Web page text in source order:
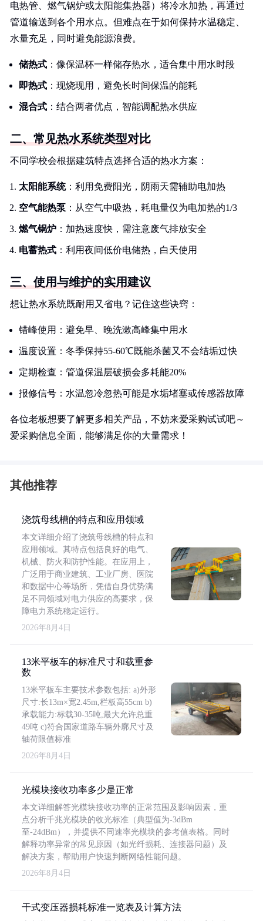
电热管、燃气锅炉或太阳能集热器）将冷水加热，再通过
管道输送到各个用水点。但难点在于如何保持水温稳定、
水量充足，同时避免能源浪费。
储热式 ：像保温杯一样储存热水，适合集中用水时段
即热式 ：现烧现用，避免长时间保温的能耗
混合式 ：结合两者优点，智能调配热水供应
二、常见热水系统类型对比
不同学校会根据建筑特点选择合适的热水方案：
太阳能系统：利用免费阳光，阴雨天需辅助电加热
空气能热泵 ：从空气中吸热，耗电量仅为电加热的1/3
燃气锅炉 ：加热速度快，需注意废气排放安全
电蓄热式 ：利用夜间低价电储热，白天使用
三、使用与维护的实用建议
想让热水系统既耐用又省电？记住这些诀窍：
错峰使用：避免早、晚洗漱高峰集中用水
温度设置：冬季保持55-60℃既能杀菌又不会结垢过快
定期检查：管道保温层破损会多耗能20%
报修信号：水温忽冷忽热可能是水垢堵塞或传感器故障
各位老板想要了解更多相关产品，不妨来爱采购试试吧～
爱采购信息全面，能够满足你的大量需求！
其他推荐
浇筑母线槽的特点和应用领域
本文详细介绍了浇筑母线槽的特点和
应用领域。其特点包括良好的电气、
机械、防火和防护性能。在应用上，
广泛用于商业建筑、工业厂房、医院
和数据中心等场所，凭借自身优势满
足不同领域对电力供应的高要求，保
障电力系统稳定运行。
2026年8月4日
13米平板车的标准尺寸和载重参
数
13米平板车主要技术参数包括: a)外形
尺寸:长13m×宽2.45m,栏板高55cm b)
承载能力:标载30-35吨,最大允许总重
49吨 c)符合国家道路车辆外廓尺寸及
轴荷限值标准
2026年8月4日
光模块接收功率多少是正常
本文详细解答光模块接收功率的正常范围及影响因素，重
点分析千兆光模块的收光标准（典型值为-3dBm
至-24dBm），并提供不同速率光模块的参考值表格。同时
解释功率异常的常见原因（如光纤损耗、连接器问题）及
解决方案，帮助用户快速判断网络性能问题。
2026年8月4日
干式变压器损耗标准一览表及计算方法